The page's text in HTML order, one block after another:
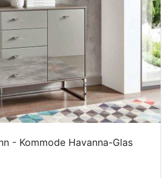
- Kommode Havanna-Glas